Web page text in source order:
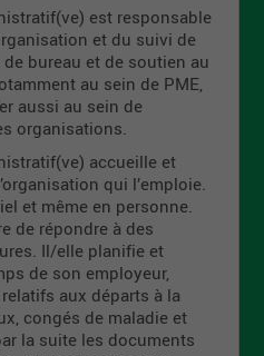
est responsable
et du suivi de
bureau et de soutien au
au sein de PME,
aussi au sein de
organisations.
accueille et
qui l’emploie.
et même en personne.
de répondre à des
Il/elle planifie et
de son employeur,
aux départs à la
congés de maladie et
la suite les documents